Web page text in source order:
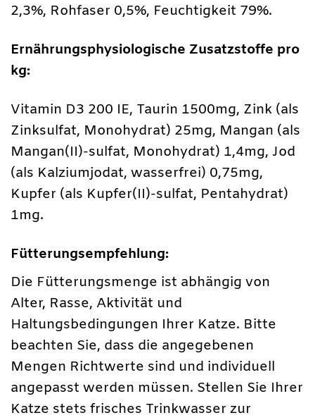
2,3%, Rohfaser 0,5%, Feuchtigkeit 79%.
Ernährungsphysiologische Zusatzstoffe pro
kg:
Vitamin D3 200 IE, Taurin 1500mg, Zink (als
Zinksulfat, Monohydrat) 25mg, Mangan (als
Mangan(II)-sulfat, Monohydrat) 1,4mg, Jod
(als Kalziumjodat, wasserfrei) 0,75mg,
Kupfer (als Kupfer(II)-sulfat, Pentahydrat)
1mg.
Fütterungsempfehlung:
Die Fütterungsmenge ist abhängig von
Alter, Rasse, Aktivität und
Haltungsbedingungen Ihrer Katze. Bitte
beachten Sie, dass die angegebenen
Mengen Richtwerte sind und individuell
angepasst werden müssen. Stellen Sie Ihrer
Katze stets frisches Trinkwasser zur